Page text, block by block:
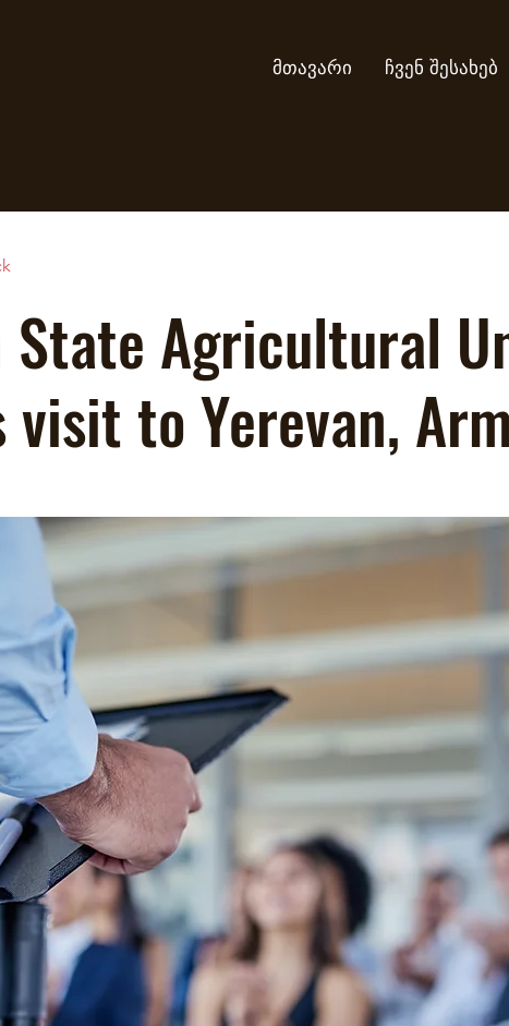
მთავარი ჩვენ შესახებ
State Agricultural
to Yerevan,